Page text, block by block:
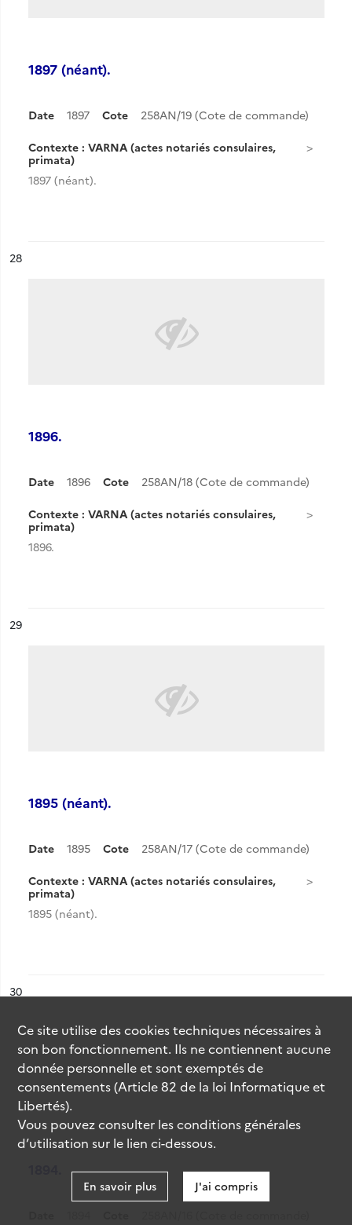
1897 (néant).
Date 1897 Cote 258AN/19 (Cote de commande)
Contexte : VARNA (actes notariés consulaires,
primata)
1897 (néant).
n°
28
1896.
Date 1896 Cote 258AN/18 (Cote de commande)
Contexte : VARNA (actes notariés consulaires,
primata)
1896.
n°
29
1895 (néant).
Date 1895 Cote 258AN/17 (Cote de commande)
Contexte : VARNA (actes notariés consulaires,
primata)
1895 (néant).
n°
30
Ce site utilise descookiestechniques nécessaires à
son bon fonctionnement. Ils ne contiennent aucune
donnée personnelle et sont exemptés de
consentements (Article 82 de la loi Informatique et
Libertés).
Vous pouvez consulter les conditions générales
d’utilisation sur le lien ci-dessous.
En savoir plus J'ai compris